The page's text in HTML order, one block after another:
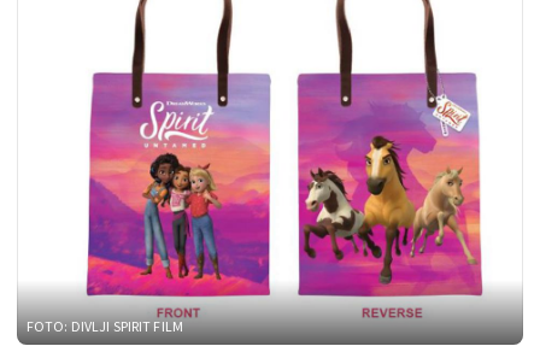
FOTO: DIVLJI SPIRIT FILM